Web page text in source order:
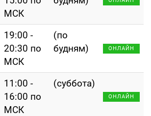
МСК
19:00 -
20:30 по
МСК
(по
будням)
ОНЛАЙН
11:00 -
16:00 по
МСК
(суббота)
ОНЛАЙН